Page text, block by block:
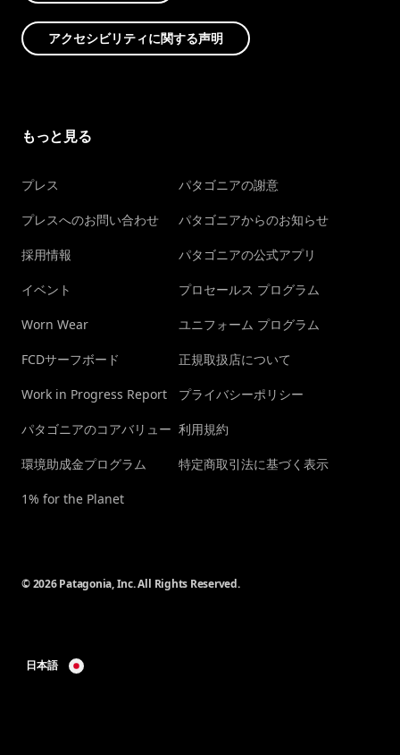
アクセシビリティに関する声明
もっと見る
プレス
プレスへのお問い合わせ
採用情報
イベント
Worn Wear
FCDサーフボード
Work in Progress Report
パタゴニアのコアバリュー
環境助成金プログラム
1% for the Planet
パタゴニアの謝意
パタゴニアからのお知らせ
パタゴニアの公式アプリ
プロセールス プログラム
ユニフォーム プログラム
正規取扱店について
プライバシーポリシー
利用規約
特定商取引法に基づく表示
© 2026 Patagonia, Inc. All Rights Reserved.
日本語